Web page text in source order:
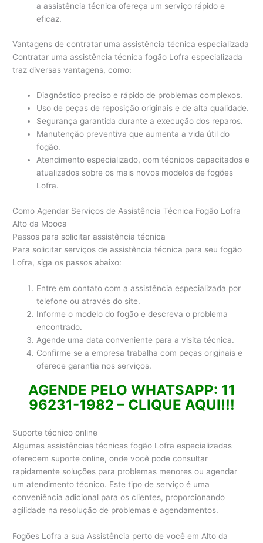
a assistência técnica ofereça um serviço rápido e
eficaz.
Vantagens de contratar uma assistência técnica especializada
Contratar uma assistência técnica fogão Lofra especializada
traz diversas vantagens, como:
Diagnóstico preciso e rápido de problemas complexos.
Uso de peças de reposição originais e de alta qualidade.
Segurança garantida durante a execução dos reparos.
Manutenção preventiva que aumenta a vida útil do
fogão.
Atendimento especializado, com técnicos capacitados e
atualizados sobre os mais novos modelos de fogões
Lofra.
Como Agendar Serviços de Assistência Técnica Fogão Lofra
Alto da Mooca
Passos para solicitar assistência técnica
Para solicitar serviços de assistência técnica para seu fogão
Lofra, siga os passos abaixo:
Entre em contato com a assistência especializada por
telefone ou através do site.
Informe o modelo do fogão e descreva o problema
encontrado.
Agende uma data conveniente para a visita técnica.
Confirme se a empresa trabalha com peças originais e
oferece garantia nos serviços.
AGENDE PELO WHATSAPP: 11
96231-1982 – CLIQUE AQUI!!!
Suporte técnico online
Algumas assistências técnicas fogão Lofra especializadas
oferecem suporte online, onde você pode consultar
rapidamente soluções para problemas menores ou agendar
um atendimento técnico. Este tipo de serviço é uma
conveniência adicional para os clientes, proporcionando
agilidade na resolução de problemas e agendamentos.
Fogões Lofra a sua Assistência perto de você em Alto da